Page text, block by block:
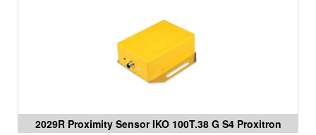
2029R Proximity Sensor IKO 100T.38 G S4 Proxitron